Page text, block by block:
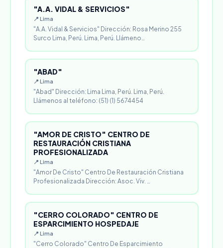
"A.A. VIDAL & SERVICIOS"
📍 Lima
"A.A. Vidal & Servicios" Dirección: Rosa Merino 255
Surco Lima, Perú. Lima, Perú. Llámeno…
"ABAD"
📍 Lima
"Abad" Dirección: Lima Lima, Perú. Lima, Perú.
Llámenos al teléfono: (51) (1) 5674454
"AMOR DE CRISTO" CENTRO DE
RESTAURACIÓN CRISTIANA
PROFESIONALIZADA
📍 Lima
"Amor De Cristo" Centro De Restauración Cristiana
Profesionalizada Dirección: Asoc. Viv. …
"CERRO COLORADO" CENTRO DE
ESPARCIMIENTO HOSPEDAJE
📍 Lima
"Cerro Colorado" Centro De Esparcimiento